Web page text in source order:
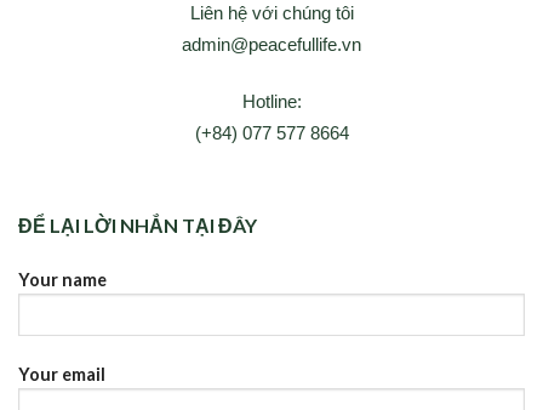
Liên hệ với chúng tôi
admin@peacefullife.vn
Hotline:
(+84) 077 577 8664
ĐỂ LẠI LỜI NHẮN TẠI ĐÂY
Your name
Your email